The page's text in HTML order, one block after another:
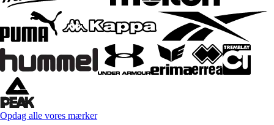
Opdag alle vores mærker